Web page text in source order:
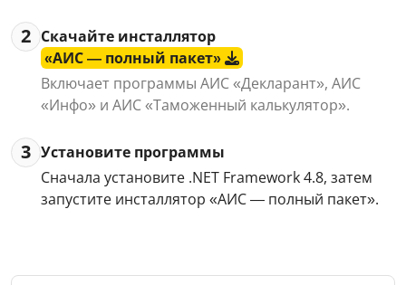
2 Скачайте инсталлятор
«АИС — полный пакет»
Включает программы АИС «Декларант», АИС
«Инфо» и АИС «Таможенный калькулятор».
3 Установите программы
Сначала установите .NET Framework 4.8, затем
запустите инсталлятор «АИС — полный пакет».